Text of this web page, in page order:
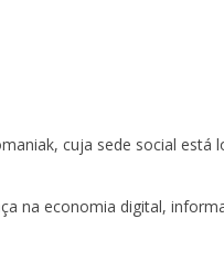
cuja sede social está
na economia digital,